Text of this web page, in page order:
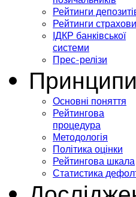
Рейтинги
Рейтинги
ІДКР банківської
системи
Прес-релізи
Основні поняття
Рейтингова
процедура
Методологія
Політика оцінки
Рейтингова шкала
Статистика